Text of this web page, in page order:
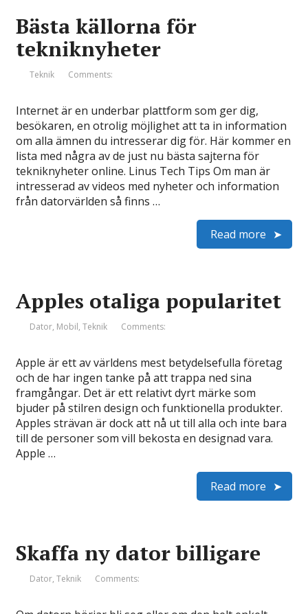
Bästa källorna för
tekniknyheter
Teknik Comments:
Internet är en underbar plattform som ger dig,
besökaren, en otrolig möjlighet att ta in information
om alla ämnen du intresserar dig för. Här kommer en
lista med några av de just nu bästa sajterna för
tekniknyheter online. Linus Tech Tips Om man är
intresserad av videos med nyheter och information
från datorvärlden så finns …
Read more
Apples otaliga popularitet
Dator, Mobil,Teknik Comments:
Apple är ett av världens mest betydelsefulla företag
och de har ingen tanke på att trappa ned sina
framgångar. Det är ett relativt dyrt märke som
bjuder på stilren design och funktionella produkter.
Apples strävan är dock att nå ut till alla och inte bara
till de personer som vill bekosta en designad vara.
Apple …
Read more
Skaffa ny dator billigare
Dator,Teknik Comments: